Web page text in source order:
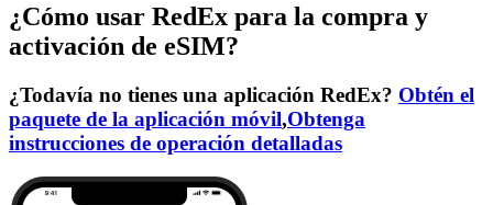
¿Cómo usar RedEx para la compra y
activación de eSIM?
¿Todavía no tienes una aplicación RedEx? Obtén el
paquete de la aplicación móvil,Obtenga
instrucciones de operación detalladas